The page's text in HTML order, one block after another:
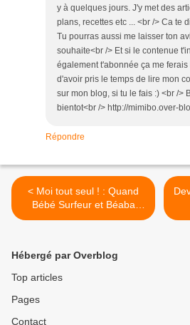
y à quelques jours. J'y met des
plans, recettes etc ... <br /> Ca te
Tu pourras aussi me laisser ton
souhaite<br /> Et si le contenue
également t'abonnée ça me
d'avoir pris le temps de lire mon
sur mon blog, si tu le fais :) <br />
bientot<br /> http://mimibo.over-
Répondre
< Moi tout seul ! : Quand
Bébé Surfeur et Béaba
aident Bébé dans sa
Hébergé par Overblog
Top articles
Pages
Contact